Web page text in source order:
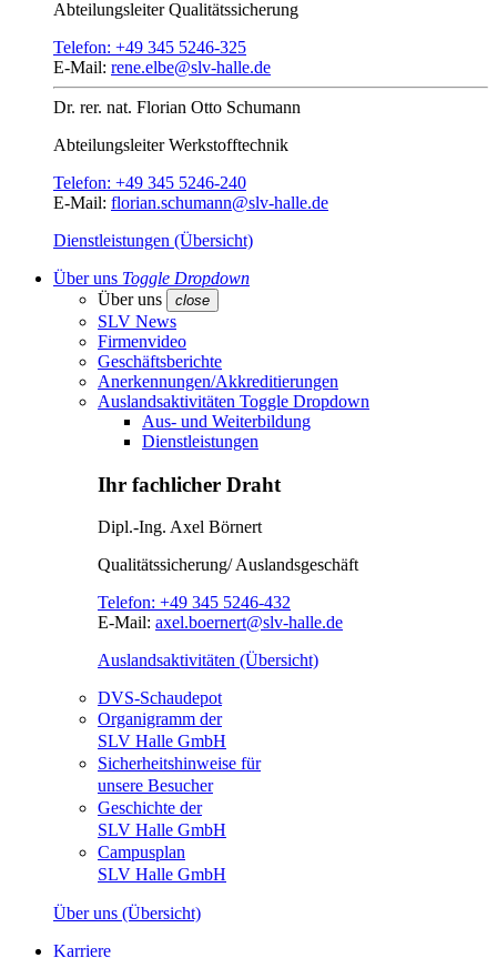
AbteilungsleiterQualitätssicherung
Telefon: +49 345 5246-325
E-Mail: rene.elbe@slv-halle.de
Dr. rer. nat. Florian Otto Schumann
AbteilungsleiterWerkstofftechnik
Telefon: +49 345 5246-240
E-Mail: florian.schumann@slv-halle.de
Dienstleistungen (Übersicht)
Über uns Toggle Dropdown
Über uns
close
SLV News
Firmenvideo
Geschäftsberichte
Anerkennungen/Akkreditierungen
Auslandsaktivitäten Toggle Dropdown
Aus- und Weiterbildung
Dienstleistungen
Ihr fachlicher Draht
Dipl.-Ing. Axel Börnert
Qualitätssicherung/ Auslandsgeschäft
Telefon: +49 345 5246-432
E-Mail: axel.boernert@slv-halle.de
Auslandsaktivitäten (Übersicht)
DVS-Schaudepot
Organigramm der
SLV Halle GmbH
Sicherheitshinweise für
unsere Besucher
Geschichte der
SLV Halle GmbH
Campusplan
SLV Halle GmbH
Über uns (Übersicht)
Karriere